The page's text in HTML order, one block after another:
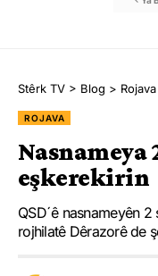
Stêrk TV > Blog > Rojava
ROJAVA
Nasnameya
eşkerekirin
QSDˊê nasnameyên
rojhilatê Dêrazorê de